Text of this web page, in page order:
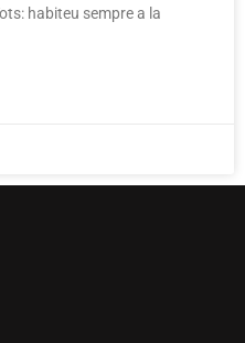
habiteu sempre a la